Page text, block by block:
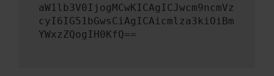
aW1lb3V0IjogMCwKICAgICJwcm9ncmVz
cyI6IG51bGwsCiAgICAicmlza3kiOiBm
YWxzZQogIH0KfQ==